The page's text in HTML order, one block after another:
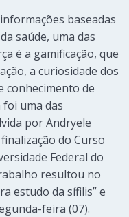
baseadas
saúde, uma das
é a gamificação, que
a curiosidade dos
conhecimento de
uma das
por Andryele
do Curso
Federal do
resultou no
estudo da sífilis” e
feira (07).